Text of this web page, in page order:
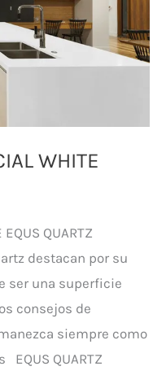
WHITE
EQUS QUARTZ
destacan por su
ser una superficie
consejos de
siempre como
EQUS QUARTZ